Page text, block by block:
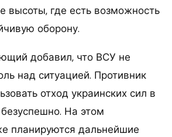
высоты, где есть возможность
оборону.
добавил, что ВСУ не
над ситуацией. Противник
отход украинских сил в
На этом
планируются дальнейшие